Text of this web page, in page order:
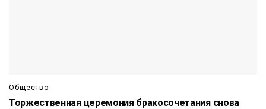
Общество
Торжественная церемония бракосочетания снова